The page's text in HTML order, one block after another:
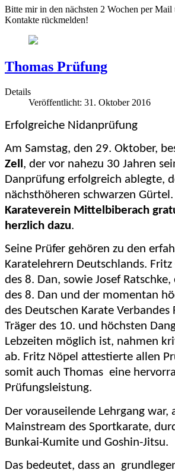
Bitte mir in den nächsten 2 Wochen per
Kontakte rückmelden!
Thomas Prüfung
Details
Veröffentlicht: 31. Oktober 2016
Erfolgreiche Nidanprüfung
Am Samstag, den 29. Oktober,
Zell , der vor nahezu 30 Jahren
Danprüfung erfolgreich ablegte,
nächsthöheren schwarzen Gürtel.
Karateverein Mittelbiberach
herzlich dazu.
Seine Prüfer gehören zu den
Karatelehrern Deutschlands. Fritz
des 8. Dan, sowie Josef
des 8. Dan und der momentan
des Deutschen Karate Verbandes
Träger des 10. und höchsten
Lebzeiten möglich ist, nahmen
ab. Fritz Nöpel attestierte allen
somit auch Thomas eine
Prüfungsleistung.
Der vorauseilende Lehrgang war,
Mainstream des Sportkarate,
Bunkai-Kumite und Goshin-Jitsu.
Das bedeutet, dass an